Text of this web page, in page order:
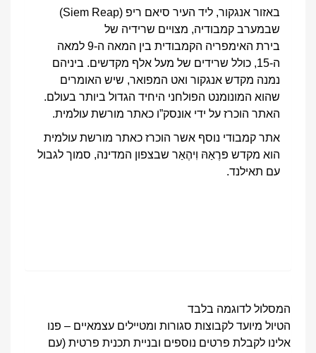
באזור אנגקור, ליד העיר סיאם ריפ (Siem Reap)
שבמערב קמבודיה, מצויים שרידיה של
בירת האימפריה הקמבודית בין המאה ה-9 למאה
ה-15, כולל שרידים של מעל אלף מקדשים. ביניהם
נמנה מקדש אנגקור ואט המפואר, שיש האומרים
שהוא המונומנט הפולחני היחיד הגדול ביותר בעולם.
האתר הוכרז על ידי אונסק”ו כאתר מורשת עולמית.
אתר קמבודי נוסף אשר הוכרז כאתר מורשת עולמית
הוא מקדש פּרֶאַהּ וִיהֶאַר שבצפון המדינה, סמוך לגבול
עם תאילנד.
המסלול לדוגמה בלבד
הטיול מיועד לקבוצות סגורות ומטיילים עצמאיים – פנו
אלינו לקבלת פרטים נוספים ובניית תכנית פרטית (עם